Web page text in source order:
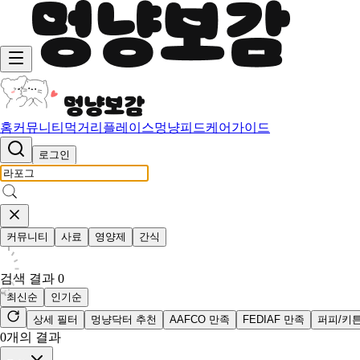
홈커뮤니티 먹거리 플레이스멍냥피드케어가이드
로그인
커뮤니티 사료 영양제 간식
검색 결과 0
최신순
인기순
상세 필터
멍냥닥터 추천 AAFCO 만족 FEDIAF 만족 퍼피/키
0개의 결과